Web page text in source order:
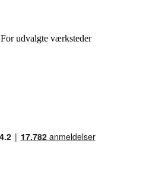
For udvalgte værksteder